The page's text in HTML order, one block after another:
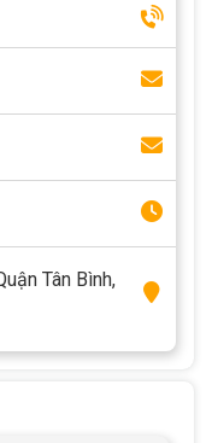
Tân Bình,